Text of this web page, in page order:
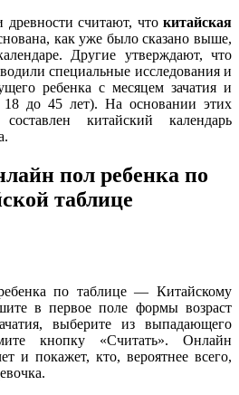
древности считают, что китайская
как уже было сказано выше,
Другие утверждают, что
специальные исследования и
ребенка с месяцем зачатия и
до 45 лет). На основании этих
китайский календарь
пол ребенка по
таблице
по таблице — Китайскому
в первое поле формы возраст
выберите из выпадающего
кнопку «Считать». Онлайн
и покажет, кто, вероятнее всего,